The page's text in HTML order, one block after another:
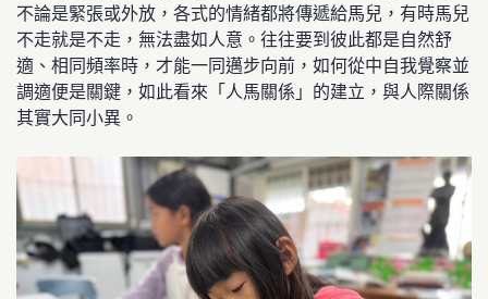
不論是緊張或外放，各式的情緒都將傳遞給馬兒，有時馬兒
不走就是不走，無法盡如人意。往往要到彼此都是自然舒
適、相同頻率時，才能一同邁步向前，如何從中自我覺察並
調適便是關鍵，如此看來「人馬關係」的建立，與人際關係
其實大同小異。